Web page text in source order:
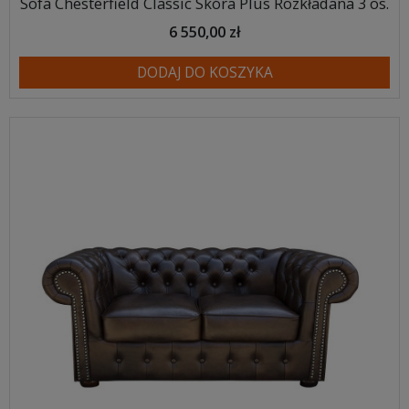
6 550,00 zł
DODAJ DO KOSZYKA